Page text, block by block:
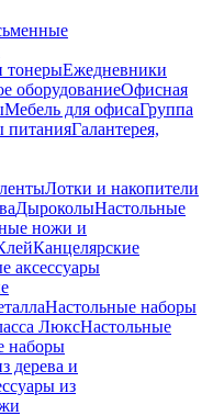
тонерыЕжедневники
оборудованиеОфисная
Мебель для офисаГруппа
питанияГалантерея,
Лотки и накопители
ДыроколыНастольные
ножи и
Канцелярские
аксессуары
Настольные наборы
ЛюксНастольные
наборы
дерева и
из